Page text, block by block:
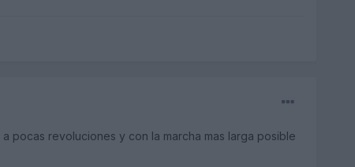
pocas revoluciones y con la marcha mas larga posible